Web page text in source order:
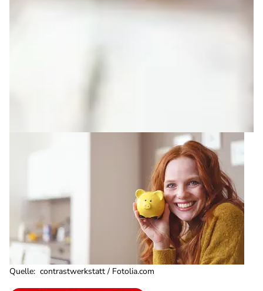
Quelle: contrastwerkstatt / Fotolia.com